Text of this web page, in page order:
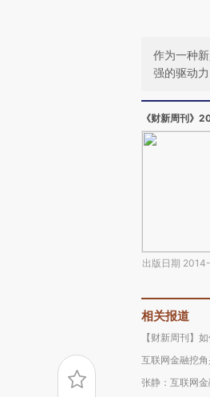
作为一种
强的驱动力
《财新周刊》
出版日期
相关报道
【财新周刊】
互联网金融挖
张静：互联网